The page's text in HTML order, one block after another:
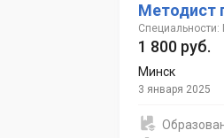
Методист
Специальности:
1 800 руб.
Минск
3 января 2025